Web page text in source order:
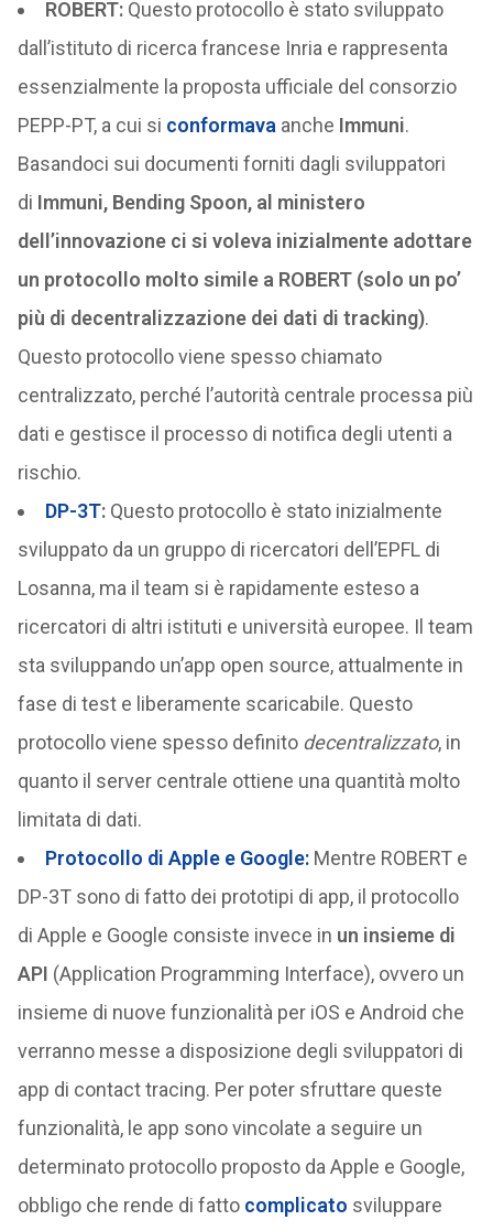
ROBERT:Questo protocollo è stato sviluppato
dall’istituto di ricerca francese Inria e rappresenta
essenzialmente la proposta ufficiale del consorzio
PEPP-PT, a cui si conformava anche Immuni.
Basandoci sui documenti forniti dagli sviluppatori
di Immuni, Bending Spoon, al ministero
dell’innovazione ci si voleva inizialmente adottare
un protocollo molto simile a ROBERT (solo un po’
più di decentralizzazione dei dati di tracking).
Questo protocollo viene spesso chiamato
centralizzato, perché l’autorità centrale processa più
dati e gestisce il processo di notifica degli utenti a
rischio.
DP-3T:Questo protocollo è stato inizialmente
sviluppato da un gruppo di ricercatori dell’EPFL di
Losanna, ma il team si è rapidamente esteso a
ricercatori di altri istituti e università europee. Il team
sta sviluppando un’app open source, attualmente in
fase di test e liberamente scaricabile. Questo
protocollo viene spesso definito decentralizzato, in
quanto il server centrale ottiene una quantità molto
limitata di dati.
Protocollo di Apple e Google:Mentre ROBERT e
DP-3T sono di fatto dei prototipi di app, il protocollo
di Apple e Google consiste invece in un insieme di
API (Application Programming Interface), ovvero un
insieme di nuove funzionalità per iOS e Android che
verranno messe a disposizione degli sviluppatori di
app di contact tracing. Per poter sfruttare queste
funzionalità, le app sono vincolate a seguire un
determinato protocollo proposto da Apple e Google,
obbligo che rende di fatto complicato sviluppare